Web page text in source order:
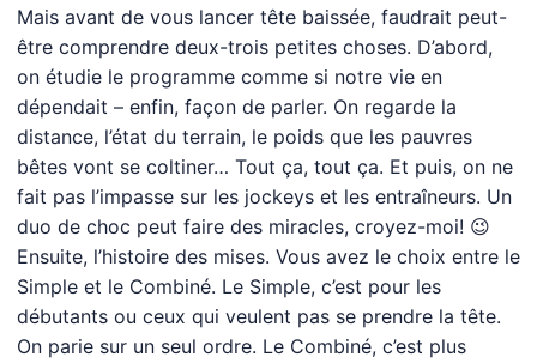
Mais avant de vous lancer tête baissée, faudrait peut-
être comprendre deux-trois petites choses. D’abord,
on étudie le programme comme si notre vie en
dépendait – enfin, façon de parler. On regarde la
distance, l’état du terrain, le poids que les pauvres
bêtes vont se coltiner… Tout ça, tout ça. Et puis, on ne
fait pas l’impasse sur les jockeys et les entraîneurs. Un
duo de choc peut faire des miracles, croyez-moi! 😉
Ensuite, l’histoire des mises. Vous avez le choix entre le
Simple et le Combiné. Le Simple, c’est pour les
débutants ou ceux qui veulent pas se prendre la tête.
On parie sur un seul ordre. Le Combiné, c’est plus